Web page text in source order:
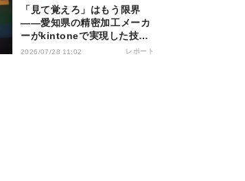
「見て覚えろ」はもう限界
――愛知県の精密加工メーカ
ーがkintoneで実現した技術
継承の仕組み
2026/07/28 11:02 レポート